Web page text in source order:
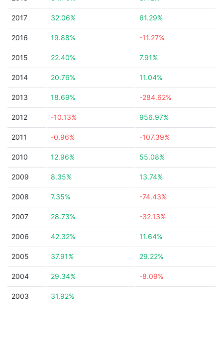
2017 32.06% 61.29%
2016 19.88% -11.27%
2015 22.40% 7.91%
2014 20.76% 11.04%
2013 18.69% -284.62%
2012 -10.13% 956.97%
2011 -0.96% -107.39%
2010 12.96% 55.08%
2009 8.35% 13.74%
2008 7.35% -74.43%
2007 28.73% -32.13%
2006 42.32% 11.64%
2005 37.91% 29.22%
2004 29.34% -8.09%
2003 31.92%